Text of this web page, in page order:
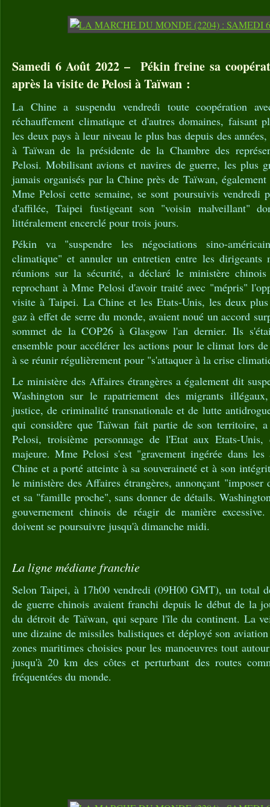
Samedi 6 Août 2022 – Pékin freine sa
après la visite de Pelosi à Taïwan :
La Chine a suspendu vendredi toute coopération
réchauffement climatique et d'autres domaines, faisant
les deux pays à leur niveau le plus bas depuis des
à Taïwan de la présidente de la Chambre des
Pelosi. Mobilisant avions et navires de guerre, les plus
jamais organisés par la Chine près de Taïwan,
Mme Pelosi cette semaine, se sont poursuivis vendredi
d'affilée, Taipei fustigeant son "voisin malveillant"
littéralement encerclé pour trois jours.
Pékin va "suspendre les négociations sino-
climatique" et annuler un entretien entre les dirigeants
réunions sur la sécurité, a déclaré le ministère chinois
reprochant à Mme Pelosi d'avoir traité avec "mépris"
visite à Taipei. La Chine et les Etats-Unis, les deux
gaz à effet de serre du monde, avaient noué un accord
sommet de la COP26 à Glasgow l'an dernier. Ils
ensemble pour accélérer les actions pour le climat lors
à se réunir régulièrement pour "s'attaquer à la crise
Le ministère des Affaires étrangères a également dit
Washington sur le rapatriement des migrants
justice, de criminalité transnationale et de lutte
qui considère que Taïwan fait partie de son territoire,
Pelosi, troisième personnage de l'Etat aux Etats-Unis,
majeure. Mme Pelosi s'est "gravement ingérée dans
Chine et a porté atteinte à sa souveraineté et à son
le ministère des Affaires étrangères, annonçant "imposer
et sa "famille proche", sans donner de détails.
gouvernement chinois de réagir de manière
doivent se poursuivre jusqu'à dimanche midi.
La ligne médiane franchie
Selon Taipei, à 17h00 vendredi (09H00 GMT), un total
de guerre chinois avaient franchi depuis le début de la
du détroit de Taïwan, qui separe l'île du continent. La
une dizaine de missiles balistiques et déployé son
zones maritimes choisies pour les manoeuvres tout
jusqu'à 20 km des côtes et perturbant des routes
fréquentées du monde.